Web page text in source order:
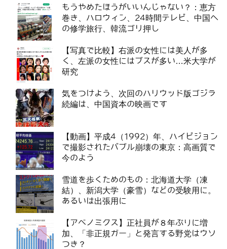
もうやめたほうがいいんじゃない？：恵方
巻き、ハロウィン、24時間テレビ、中国へ
の修学旅行、韓流ゴリ押し
【写真で比較】右派の女性には美人が多
く、左派の女性にはブスが多い…米大学が
研究
気をつけよう、次回のハリウッド版ゴジラ
続編は、中国資本の映画です
【動画】平成4（1992）年、ハイビジョン
で撮影されたバブル崩壊の東京：高画質で
今のよう
雪道を歩くためのもの：北海道大学（凍
結）、新潟大学（豪雪）などの受験用に。
あるいは出張用に
【アベノミクス】正社員が８年ぶりに増
加、「非正規ガー」と発言する野党はウソ
つき？